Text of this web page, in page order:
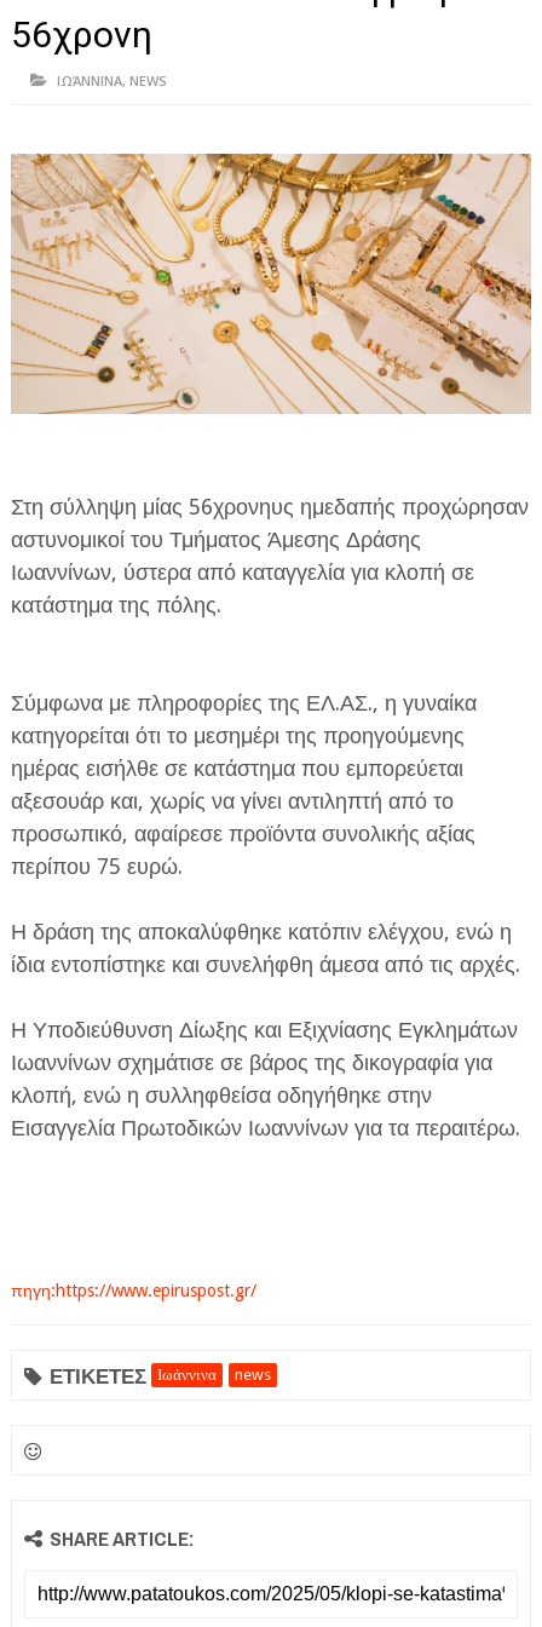
ΠΡΕΒΕΖΑ
ΙΩΑΝΝΙΝΑ
ΘΕΣΠΡΩΤΙΑ
ΙΟΝΙΑ ΝΗΣΙΑ
ΚΑΙ ΕΛΛΑΔΑ
ΥΓΕΙΑ-ΟΜΟΡΦΙΑ
ΠΟΛΙΤΙΣΜΟΣ
ΤΕΧΝΟΛΟΓΙΑ
ΔΙΕΘΝΗ
ΕΦΗΜΕΡΙΔΑ Η ΠΑΡΓΑ
ΠΛΗΡΟΦΟΡΙΕΣ
56χρονη
ΙΩΆΝΝΙΝΑ, NEWS
Στη σύλληψη μίας 56χρονηυς ημεδαπής προχώρησαν
αστυνομικοί του Τμήματος Άμεσης Δράσης
Ιωαννίνων, ύστερα από καταγγελία για κλοπή σε
κατάστημα της πόλης.
Σύμφωνα με πληροφορίες της ΕΛ.ΑΣ., η γυναίκα
κατηγορείται ότι το μεσημέρι της προηγούμενης
ημέρας εισήλθε σε κατάστημα που εμπορεύεται
αξεσουάρ και, χωρίς να γίνει αντιληπτή από το
προσωπικό, αφαίρεσε προϊόντα συνολικής αξίας
περίπου 75 ευρώ.
Η δράση της αποκαλύφθηκε κατόπιν ελέγχου, ενώ η
ίδια εντοπίστηκε και συνελήφθη άμεσα από τις αρχές.
Η Υποδιεύθυνση Δίωξης και Εξιχνίασης Εγκλημάτων
Ιωαννίνων σχημάτισε σε βάρος της δικογραφία για
κλοπή, ενώ η συλληφθείσα οδηγήθηκε στην
Εισαγγελία Πρωτοδικών Ιωαννίνων για τα περαιτέρω.
πηγη:https://www.epiruspost.gr/
ΕΤΙΚΕΤΕΣ Ιωάννινα news
SHARE ARTICLE: